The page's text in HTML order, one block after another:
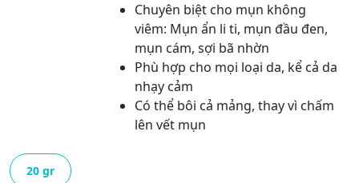
Chuyên biệt cho mụn không
viêm: Mụn ẩn li ti, mụn đầu đen,
mụn cám, sợi bã nhờn
Phù hợp cho mọi loại da, kể cả da
nhạy cảm
Có thể bôi cả mảng, thay vì chấm
lên vết mụn
20 gr